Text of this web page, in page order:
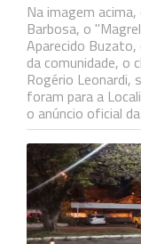
Na imagem
Barbosa, o
Aparecido
da comunidade, o
Rogério Leonardi,
foram para a
o anúncio oficial